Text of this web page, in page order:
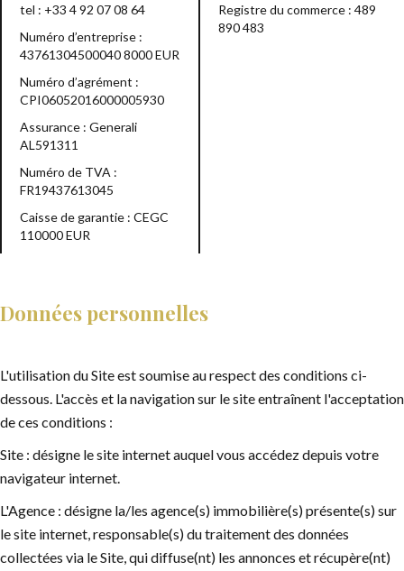
tel : +33 4 92 07 08 64
Numéro d’entreprise :
43761304500040 8000 EUR
Numéro d’agrément :
CPI06052016000005930
Assurance : Generali
AL591311
Numéro de TVA :
FR19437613045
Caisse de garantie : CEGC
110000 EUR
Registre du commerce : 489
890 483
Données personnelles
L'utilisation du Site est soumise au respect des conditions ci-
dessous. L'accès et la navigation sur le site entraînent l'acceptation
de ces conditions :
Site : désigne le site internet auquel vous accédez depuis votre
navigateur internet.
L'Agence : désigne la/les agence(s) immobilière(s) présente(s) sur
le site internet, responsable(s) du traitement des données
collectées via le Site, qui diffuse(nt) les annonces et récupère(nt)